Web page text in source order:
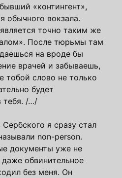
«контингент»,
обычного вокзала.
точно таким же
После тюрьмы там
на вроде бы
врачей и забываешь,
тобой слово не только
будет
тебя. /…/
я сразу стал
non-person.
документы уже не
обвинительное
без меня. Он